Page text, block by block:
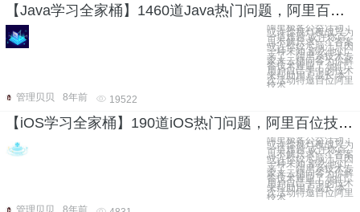
【Java学习全家桶】1460道Java热门问题，阿里百位技术专家答疑解惑
阿里极客公益活动：
或许你挑灯夜战只为
一道难题 或许你百
思不解只求一个答案
或许你绞尽脑汁只因
一种未知 那么他们
来了，阿里系技术专
家来云栖问答为你解
答技术难题了 他们
用户自己手中的技术
来帮助用户成长 本
次活动特邀百位阿里
技术
管理贝贝
8年前 19522
【iOS学习全家桶】190道iOS热门问题，阿里百位技术专家答疑解惑
阿里极客公益活动：
或许你挑灯夜战只为
一道难题 或许你百
思不解只求一个答案
或许你绞尽脑汁只因
一种未知 那么他们
来了，阿里系技术专
家来云栖问答为你解
答技术难题了 他们
用户自己手中的技术
来帮助用户成长 本
次活动特邀百位阿里
技术